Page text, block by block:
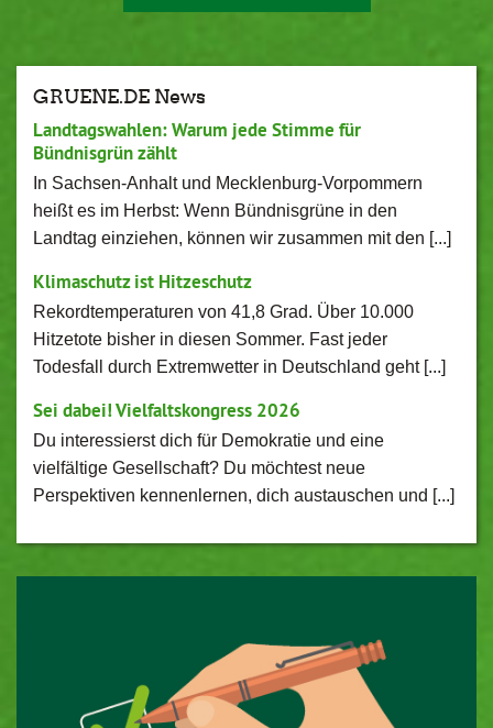
GRUENE.DE News
Landtagswahlen: Warum jede Stimme für
Bündnisgrün zählt
In Sachsen-Anhalt und Mecklenburg-Vorpommern
heißt es im Herbst: Wenn Bündnisgrüne in den
Landtag einziehen, können wir zusammen mit den [...]
Klimaschutz ist Hitzeschutz
Rekordtemperaturen von 41,8 Grad. Über 10.000
Hitzetote bisher in diesen Sommer. Fast jeder
Todesfall durch Extremwetter in Deutschland geht [...]
Sei dabei! Vielfaltskongress 2026
Du interessierst dich für Demokratie und eine
vielfältige Gesellschaft? Du möchtest neue
Perspektiven kennenlernen, dich austauschen und [...]